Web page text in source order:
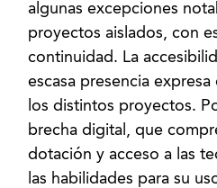
algunas excepciones
proyectos aislados, con
continuidad. La
escasa presencia
los distintos proyectos.
brecha digital, que
dotación y acceso a las
las habilidades para su